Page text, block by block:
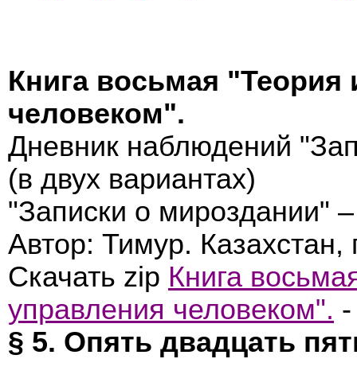
Книга восьмая "Теория
человеком".
Дневник наблюдений
(в двух вариантах)
"Записки о мироздании"
Автор: Тимур.
Скачать zip Книга
управления человеком".
§ 5. Опять двадцать